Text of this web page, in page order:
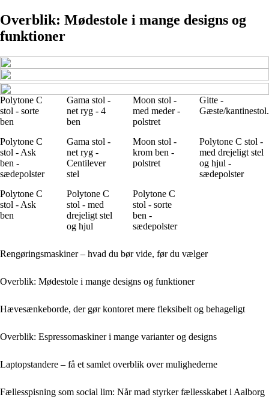
Overblik: Mødestole i mange designs og
funktioner
Polytone C
stol - sorte
ben
Gama stol -
net ryg - 4
ben
Moon stol -
med meder -
polstret
Gitte -
Gæste/kantinestol.
Polytone C
stol - Ask
ben -
sædepolster
Gama stol -
net ryg -
Centilever
stel
Moon stol -
krom ben -
polstret
Polytone C stol -
med drejeligt stel
og hjul -
sædepolster
Polytone C
stol - Ask
ben
Polytone C
stol - med
drejeligt stel
og hjul
Polytone C
stol - sorte
ben -
sædepolster
Rengøringsmaskiner – hvad du bør vide, før du vælger
Overblik: Mødestole i mange designs og funktioner
Hævesænkeborde, der gør kontoret mere fleksibelt og behageligt
Overblik: Espressomaskiner i mange varianter og designs
Laptopstandere – få et samlet overblik over mulighederne
Fællesspisning som social lim: Når mad styrker fællesskabet i Aalborg